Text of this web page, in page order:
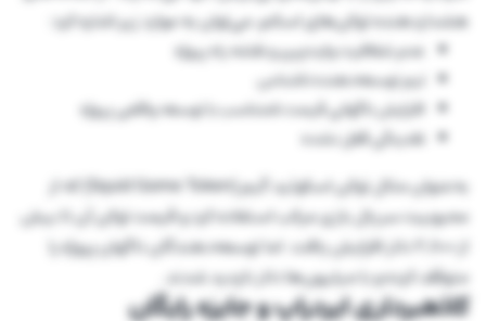
هشداردهنده توکن‌های اسکم، می‌توان به موارد زیر اشاره کرد:
عدم شفافیت وایت‌پیپر و نقشه راه پروژه
تیم توسعه‌دهنده ناشناس
افزایش ناگهانی قیمت‌ نامتناسب با توسعه واقعی پروژه
نقدینگی قفل نشده
به‌عنوان مثال توکن اسکوئید گیم (Squid Game Token) که از
محبوبیت سریال بازی مرکب استفاده کرد و قیمت توکن‌ آن تا بیش
از ۲,۸۰۰ دلار افزایش یافت. اما توسعه‌دهندگان ناگهان پروژه را
متوقف کرده و با میلیون‌ها دلار ناپدید شدند.
کلاهبرداری ایردراپ و جایزه رایگان